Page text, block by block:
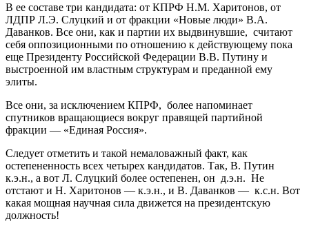
В ее составе три кандидата: от КПРФ Н.М. Харитонов, от
ЛДПР Л.Э. Слуцкий и от фракции «Новые люди» В.А.
Даванков. Все они, как и партии их выдвинувшие, считают
себя оппозиционными по отношению к действующему пока
еще Президенту Российской Федерации В.В. Путину и
выстроенной им властным структурам и преданной ему
элиты.
Все они, за исключением КПРФ, более напоминает
спутников вращающиеся вокруг правящей партийной
фракции — «Единая Россия».
Следует отметить и такой немаловажный факт, как
остепененность всех четырех кандидатов. Так, В. Путин
к.э.н., а вот Л. Слуцкий более остепенен, он д.э.н. Не
отстают и Н. Харитонов — к.э.н., и В. Даванков — к.с.н. Вот
какая мощная научная сила движется на президентскую
должность!